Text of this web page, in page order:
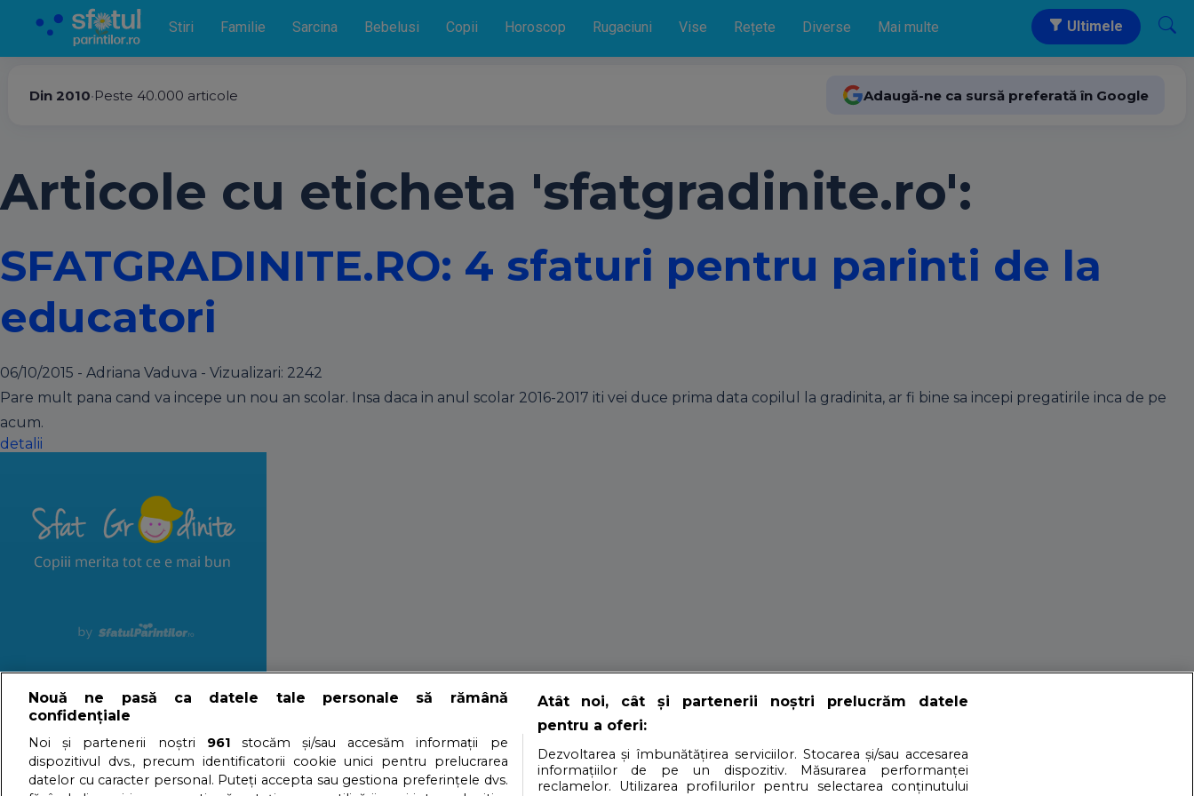
Stiri Familie Sarcina Bebelusi Copii Horoscop Rugaciuni Vise Rețete Diverse Mai multe Ultimele
Din 2010•Peste 40.000 articole Adaugă-ne ca sursă preferată în Google
Articole cu eticheta 'sfatgradinite.ro':
SFATGRADINITE.RO: 4 sfaturi pentru parinti de la
educatori
06/10/2015 - Adriana Vaduva - Vizualizari: 2242
Pare mult pana cand va incepe un nou an scolar. Insa daca in anul scolar 2016-2017 iti vei duce prima data copilul la gradinita, ar fi bine sa incepi pregatirile inca de pe
acum.
detalii
Sfatgradinite.ro: Un nou site al Sfatulparintilor.ro
16/06/2015 - Adriana Vaduva - Vizualizari: 4248
Copiii merita tot ce e mai bun. Parintii cred acest lucru din toata fiinta lor. Gradinitele cred acest lucru la randul lor. Iar noi, Sfatulparintilor.ro existam pentru ca si noi
Nouă ne pasă ca datele tale personale să rămână
confidențiale
Noi și partenerii noștri 961stocăm și/sau accesăm informații pe
dispozitivul dvs., precum identificatorii cookie unici pentru prelucrarea
datelor cu caracter personal. Puteți accepta sau gestiona preferințele dvs.
Atât noi, cât și partenerii noștri prelucrăm datele
pentru a oferi:
Dezvoltarea și îmbunătățirea serviciilor. Stocarea și/sau accesarea
informațiilor de pe un dispozitiv. Măsurarea performanței
reclamelor. Utilizarea profilurilor pentru selectarea conținutului